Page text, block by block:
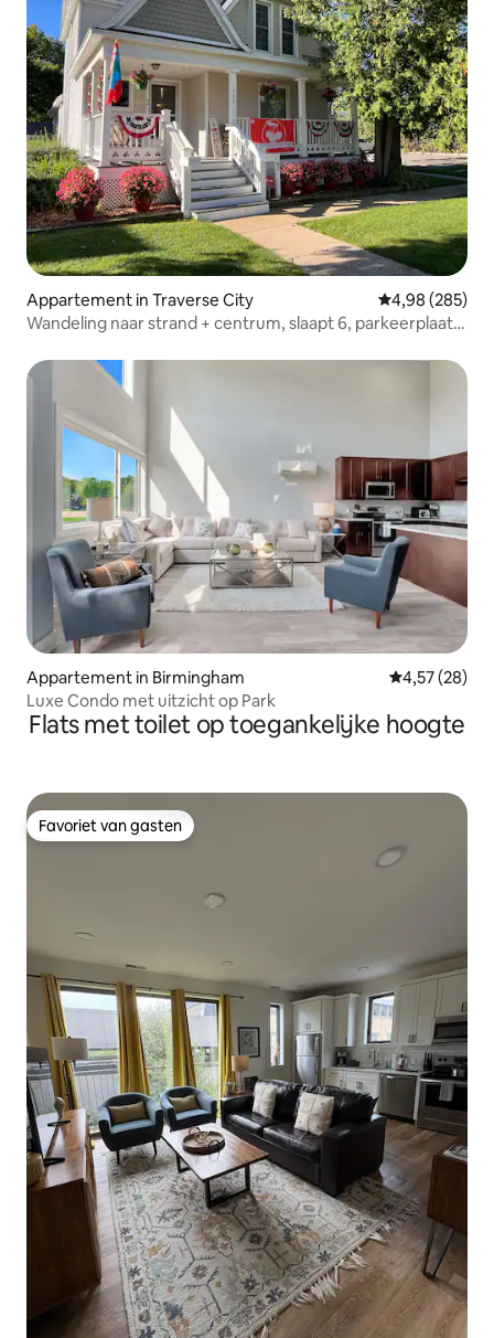
Appartement in Traverse City Gemiddelde
4,98 (285)
Wandeling naar strand + centrum, slaapt 6, parkeerplaats
Appartement in Birmingham Gemiddelde
4,57 (28)
Luxe Condo met uitzicht op Park
Flats met toilet op toegankelijke hoogte
Favoriet van gasten
Favoriet van gasten